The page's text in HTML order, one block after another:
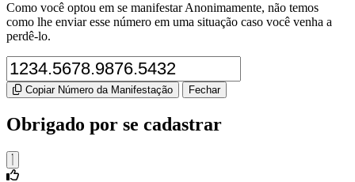
Como você optou em se manifestar Anonimamente, não temos
como lhe enviar esse número em uma situação caso você venha a
perdê-lo.
Copiar Número da Manifestação Fechar
Obrigado por se cadastrar